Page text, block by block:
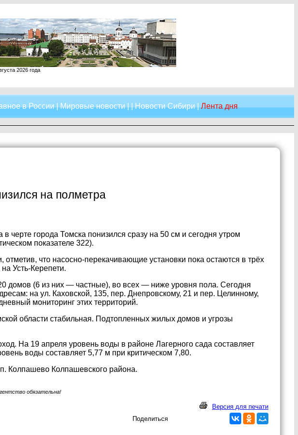
2026 года
в России|Мировые новости| |Новости Сибири|Лента дня
на полметра
черте города Томска понизился сразу на 50 см и сегодня утром
показателе 322).
что насосно-перекачивающие установки пока остаются в трёх
Усть-Керепети.
домов (6 из них — частные), во всех — ниже уровня пола. Сегодня
на ул. Каховской, 135, пер. Днепровскому, 21 и пер. Целинному,
мониторинг этих территорий.
области стабильная. Подтопленных жилых домов и угрозы
На 19 апреля уровень воды в районе Лагерного сада составляет
воды составляет 5,77 м при критическом 7,80.
Колпашево Колпашевского района.
обязательна!
Версия для печати
Поделиться